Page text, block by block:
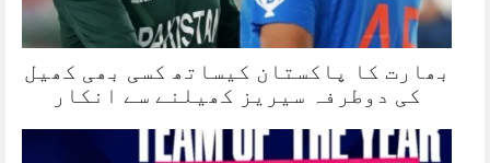
بھارت کا پاکستان کیساتھ کسی بھی کھیل
کی دوطرفہ سیریز کھیلنے سے انکار